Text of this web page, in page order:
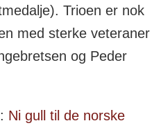
Trioen er nok
med sterke veteraner
og Peder
Ni gull til de norske